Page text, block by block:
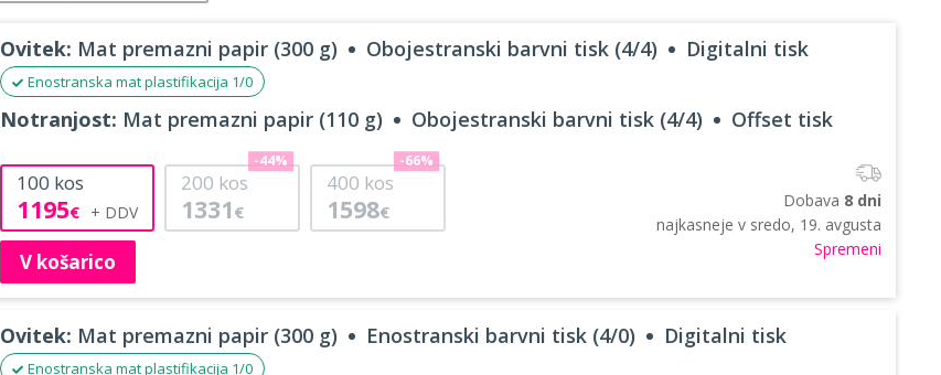
Ovitek: Mat premazni papir (300 g) Obojestranski barvni tisk (4/4) Digitalni tisk
Enostranska mat plastifikacija 1/0
Notranjost: Mat premazni papir (110 g) Obojestranski barvni tisk (4/4) Offset tisk
100 kos
1195€
200 kos
1331 €
-44%
400 kos
1598€
-66%
V košarico
Dobava 8 dni
najkasneje v sredo, 19. avgusta
Spremeni
Ovitek: Mat premazni papir (300 g) Enostranski barvni tisk (4/0) Digitalni tisk
Enostranska mat plastifikacija 1/0